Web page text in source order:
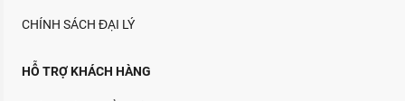
CHÍNH SÁCH ĐẠI LÝ
HỖ TRỢ KHÁCH HÀNG